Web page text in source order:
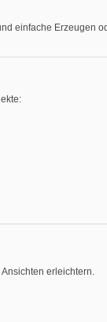
einfache Erzeugen
erleichtern.